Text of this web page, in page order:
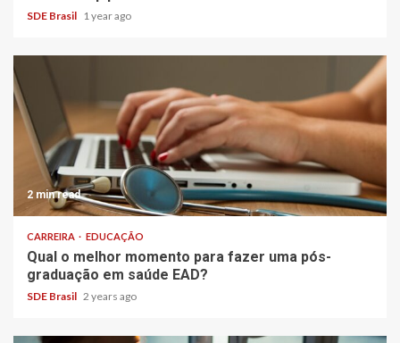
SDE Brasil 1 year ago
2 min read
CARREIRA EDUCAÇÃO
Qual o melhor momento para fazer uma pós-
graduação em saúde EAD?
SDE Brasil 2 years ago